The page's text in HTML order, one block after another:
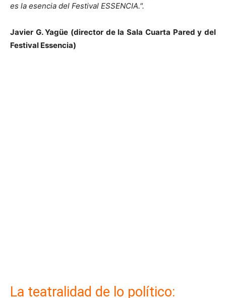
es la esencia del Festival ESSENCIA.".
Javier G. Yagüe (director de la Sala Cuarta Pared y del
Festival Essencia)
La teatralidad de lo político: